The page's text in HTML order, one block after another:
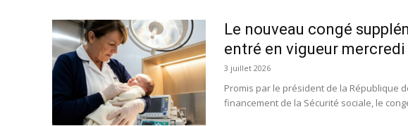
Le nouveau congé
entré en vigueur mercredi
3 juillet 2026
Promis par le président de la République
financement de la Sécurité sociale, le